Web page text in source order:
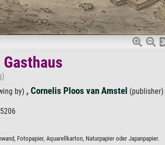
by) , Cornelis Ploos van Amstel (publisher)
Fotopapier, Aquarellkarton, Naturpapier oder Japanpapier.